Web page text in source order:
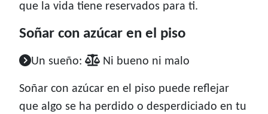
que la vida tiene reservados para ti.
Soñar con azúcar en el piso
Un sueño: Ni bueno ni malo
Soñar con azúcar en el piso puede reflejar
que algo se ha perdido o desperdiciado en tu